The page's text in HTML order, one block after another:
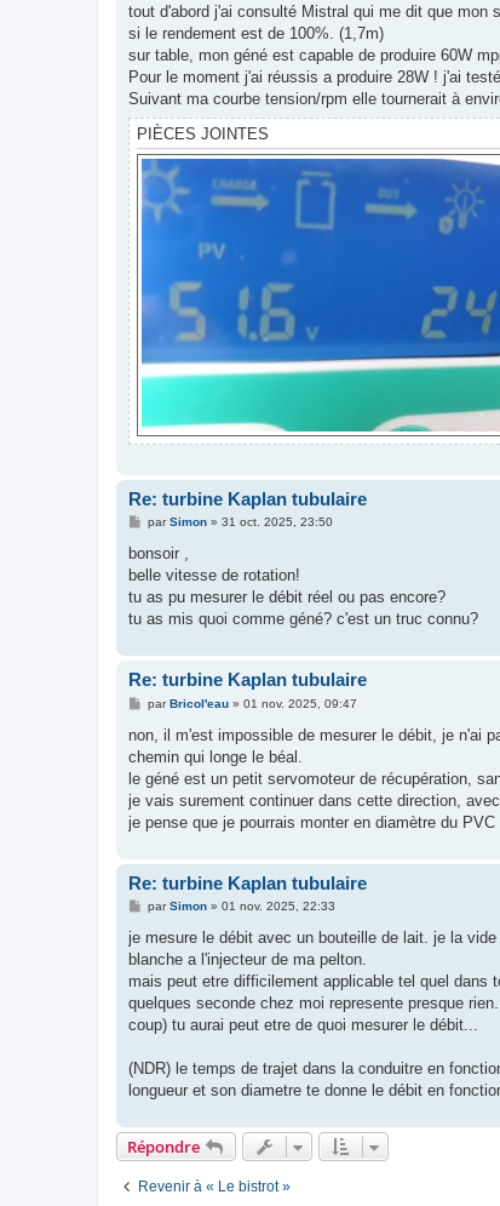
a
g
tout d'abord j'ai consulté Mistral qui me dit que mon
si le rendement est de 100%. (1,7m)
sur table, mon géné est capable de produire 60W
Pour le moment j'ai réussis a produire 28W ! j'ai
Suivant ma courbe tension/rpm elle tournerait à
PIÈCES JOINTES
Re: turbine Kaplan tubulaire
M
s
a
g
parSimon» 31 oct. 2025, 23:50
bonsoir ,
belle vitesse de rotation!
tu as pu mesurer le débit réel ou pas encore?
tu as mis quoi comme géné? c'est un truc connu?
Re: turbine Kaplan tubulaire
M
s
a
g
e
parBricol'eau» 01 nov. 2025, 09:47
non, il m'est impossible de mesurer le débit, je n'ai
chemin qui longe le béal.
le géné est un petit servomoteur de récupération,
je vais surement continuer dans cette direction,
je pense que je pourrais monter en diamètre du
Re: turbine Kaplan tubulaire
M
s
a
g
parSimon» 01 nov. 2025, 22:33
je mesure le débit avec un bouteille de lait. je la
blanche a l'injecteur de ma pelton.
mais peut etre difficilement applicable tel quel dans
quelques seconde chez moi represente presque
coup) tu aurai peut etre de quoi mesurer le débit...
(NDR) le temps de trajet dans la conduitre en
longueur et son diametre te donne le débit en
Répondre
Revenir à « Le bistrot »